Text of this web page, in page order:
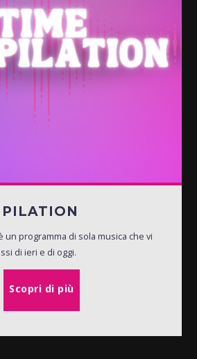
un programma di sola musica che vi
di ieri e di oggi.
Scopri di più